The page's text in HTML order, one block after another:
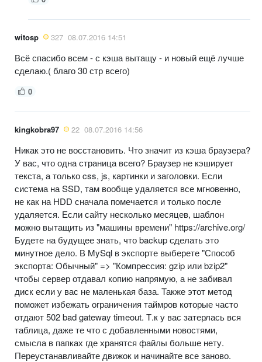
witosp 327 08.07.2016 14:51
Всё спасибо всем - с кэша вытащу - и новый ещё лучше
сделаю.( благо 30 стр всего)
0
kingkobra97 22 08.07.2016 14:56
Никак это не восстановить. Что значит из кэша браузера?
У вас, что одна страница всего? Браузер не кэширует
текста, а только css, js, картинки и заголовки. Если
система на SSD, там вообще удаляется все мгновенно,
не как на HDD сначала помечается и только после
удаляется. Если сайту несколько месяцев, шаблон
можно вытащить из "машины времени" https://archive.org/
Будете на будущее знать, что backup сделать это
минутное дело. В MySql в экспорте выберете "Способ
экспорта: Обычный" => "Компрессия: gzip или bzip2"
чтобы сервер отдавал копию напрямую, а не забивал
диск если у вас не маленькая база. Также этот метод
поможет избежать ограничения таймров которые часто
отдают 502 bad gateway timeout. Т.к у вас затерлась вся
таблица, даже те что с добавленными новостями,
смысла в папках где хранятся файлы больше нету.
Переустанавливайте движок и начинайте все заново.